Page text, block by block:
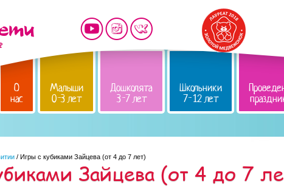
О
нас
Малыши
0-3 лет
Дошколята
3-7 лет
Школьники
7-12 лет
/ Игры с кубиками Зайцева (от 4 до 7 лет)
Зайцева (от 4 до 7